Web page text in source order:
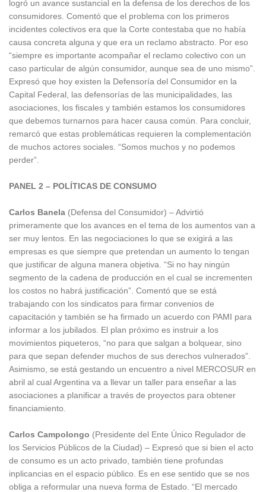
logró un avance sustancial en la defensa de los derechos de los
consumidores. Comentó que el problema con los primeros
incidentes colectivos era que la Corte contestaba que no había
causa concreta alguna y que era un reclamo abstracto. Por eso
“siempre es importante acompañar el reclamo colectivo con un
caso particular de algún consumidor, aunque sea de uno mismo”.
Expresó que hoy existen la Defensoría del Consumidor en la
Capital Federal, las defensorías de las municipalidades, las
asociaciones, los fiscales y también estamos los consumidores
que debemos turnarnos para hacer causa común. Para concluir,
remarcó que estas problemáticas requieren la complementación
de muchos actores sociales. “Somos muchos y no podemos
perder”.
PANEL 2 – POLÍTICAS DE CONSUMO
Carlos Banela (Defensa del Consumidor) – Advirtió
primeramente que los avances en el tema de los aumentos van a
ser muy lentos. En las negociaciones lo que se exigirá a las
empresas es que siempre que pretendan un aumento lo tengan
que justificar de alguna manera objetiva. “Si no hay ningún
segmento de la cadena de producción en el cual se incrementen
los costos no habrá justificación”. Comentó que se está
trabajando con los sindicatos para firmar convenios de
capacitación y también se ha firmado un acuerdo con PAMI para
informar a los jubilados. El plan próximo es instruir a los
movimientos piqueteros, “no para que salgan a bolquear, sino
para que sepan defender muchos de sus derechos vulnerados”.
Asimismo, se está gestando un encuentro a nivel MERCOSUR en
abril al cual Argentina va a llevar un taller para enseñar a las
asociaciones a planificar a través de proyectos para obtener
financiamiento.
Carlos Campolongo (Presidente del Ente Único Regulador de
los Servicios Públicos de la Ciudad) – Expresó que si bien el acto
de consumo es un acto privado, también tiene profundas
inplicancias en el espacio público. Es en ese sentido que se nos
obliga a reformular una nueva forma de Estado. “El mercado